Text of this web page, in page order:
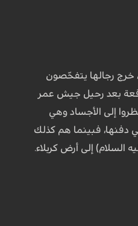
خرج رجالها يتفحّصون
بعد رحيل جيش عمر
إلى الأجساد وهي
دفنها، فبينما هم كذلك
السلام) إلى أرض كربلاء.